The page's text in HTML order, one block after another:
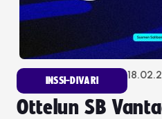
INSSI-DIVARI
Ottelun SB